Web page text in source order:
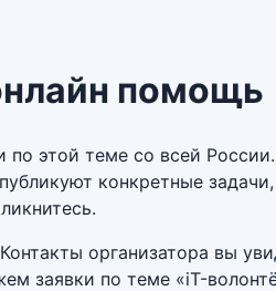
помощь
по этой теме со всей
конкретные
организатора вы
заявки по теме «iT-